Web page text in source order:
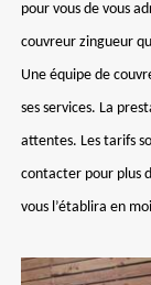
pour vous de vous
couvreur zingueur
Une équipe de
ses services. La
attentes. Les tarifs
contacter pour plus
vous l’établira en